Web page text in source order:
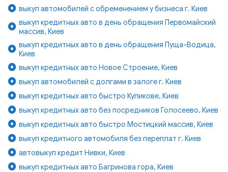
выкуп автомобилей с обременением у бизнеса г. Киев
выкуп кредитных авто в день обращения Первомайский
массив, Киев
выкуп кредитных авто в день обращения Пуща-Водица,
Киев
выкуп кредитных авто Новое Строение, Киев
выкуп автомобилей с долгами в залоге г. Киев
выкуп кредитных авто быстро Куликове, Киев
выкуп кредитных авто без посредников Голосеево, Киев
выкуп кредитных авто быстро Мостицкий массив, Киев
выкуп кредитного автомобиля без переплат г. Киев
автовыкуп кредит Нивки, Киев
выкуп кредитных авто Багринова гора, Киев